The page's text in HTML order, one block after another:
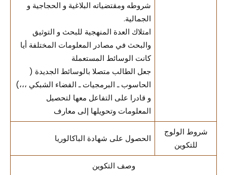
شروطه ومقتضياته البلاغية و الحجاجية و
الجمالية.
امتلاك العدة المنهجية للبحث و التوثيق
والبحث في مصادر المعلومات المختلفة أيا
كانت الوسائط المستعملة
جعل الطالب متصلا بالوسائط الجديدة (
الحاسوب ـ البرمجيات ـ الفضاء الشبكي ،،،)
و قادرا على التفاعل معها لتحصيل
المعلومات وتحويلها إلى معارف
شروط الولوج
للتكوين
الحصول على شهادة الباكالوريا
وصف التكوين